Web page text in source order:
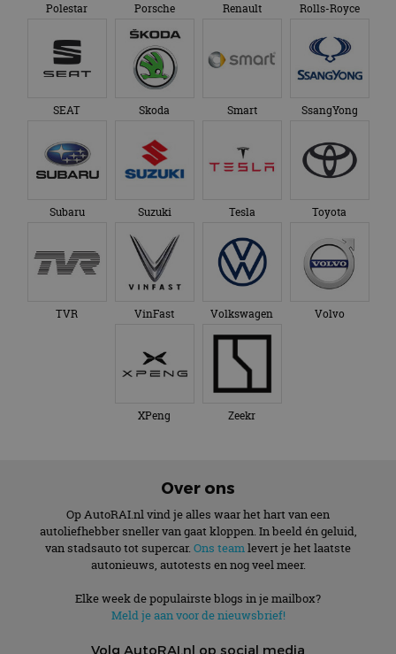
Polestar Porsche Renault Rolls-Royce
SEAT Skoda Smart SsangYong
Subaru Suzuki Tesla Toyota
TVR VinFast Volkswagen Volvo
XPeng Zeekr
Over ons
Op AutoRAI.nl vind je alles waar het hart van een
autoliefhebber sneller van gaat kloppen. In beeld én geluid,
van stadsauto tot supercar. Ons teamlevert je het laatste
autonieuws, autotests en nog veel meer.
Elke week de populairste blogs in je mailbox?
Meld je aan voor de nieuwsbrief!
Volg AutoRAI.nl op social media